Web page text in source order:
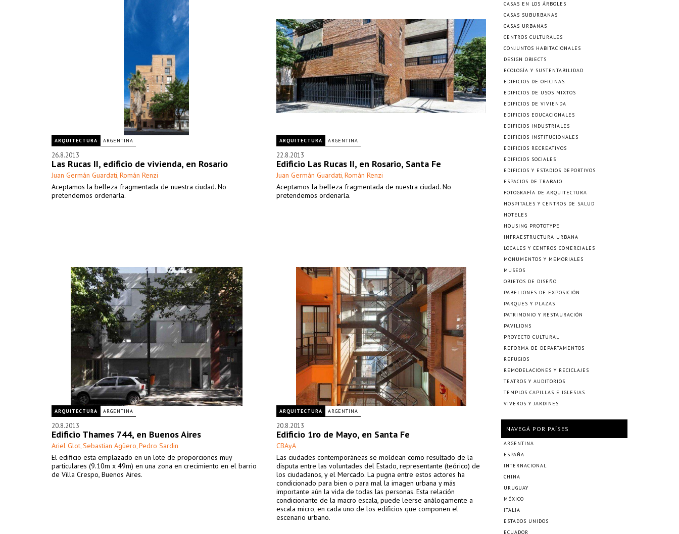
ARQUITECTURA ARGENTINA
26.8.2013
Las Rucas II, edificio de vivienda, en Rosario
Juan Germán Guardati, Román Renzi
Aceptamos la belleza fragmentada de nuestra ciudad. No
pretendemos ordenarla.
ARQUITECTURA ARGENTINA
22.8.2013
Edificio Las Rucas II, en Rosario, Santa Fe
Juan Germán Guardati, Román Renzi
Aceptamos la belleza fragmentada de nuestra ciudad. No
pretendemos ordenarla.
ARQUITECTURA ARGENTINA
20.8.2013
Edificio Thames 744, en Buenos Aires
Ariel Glot, Sebastian Agüero, Pedro Sardin
El edificio esta emplazado en un lote de proporciones muy
particulares (9.10m x 49m) en una zona en crecimiento en el barrio
de Villa Crespo, Buenos Aires.
ARQUITECTURA ARGENTINA
20.8.2013
Edificio 1ro de Mayo, en Santa Fe
CBAyA
Las ciudades contemporáneas se moldean como resultado de la
disputa entre las voluntades del Estado, representante (teórico) de
los ciudadanos, y el Mercado. La pugna entre estos actores ha
condicionado para bien o para mal la imagen urbana y más
importante aún la vida de todas las personas. Esta relación
condicionante de la macro escala, puede leerse análogamente a
escala micro, en cada uno de los edificios que componen el
escenario urbano.
CASAS EN LOS ÁRBOLES
CASAS SUBURBANAS
CASAS URBANAS
CENTROS CULTURALES
CONJUNTOS HABITACIONALES
DESIGN OBJECTS
ECOLOGÍA Y SUSTENTABILIDAD
EDIFICIOS DE OFICINAS
EDIFICIOS DE USOS MIXTOS
EDIFICIOS DE VIVIENDA
EDIFICIOS EDUCACIONALES
EDIFICIOS INDUSTRIALES
EDIFICIOS INSTITUCIONALES
EDIFICIOS RECREATIVOS
EDIFICIOS SOCIALES
EDIFICIOS Y ESTADIOS DEPORTIVOS
ESPACIOS DE TRABAJO
FOTOGRAFÍA DE ARQUITECTURA
HOSPITALES Y CENTROS DE SALUD
HOTELES
HOUSING PROTOTYPE
INFRAESTRUCTURA URBANA
LOCALES Y CENTROS COMERCIALES
MONUMENTOS Y MEMORIALES
MUSEOS
OBJETOS DE DISEÑO
PABELLONES DE EXPOSICIÓN
PARQUES Y PLAZAS
PATRIMONIO Y RESTAURACIÓN
PAVILIONS
PROYECTO CULTURAL
REFORMA DE DEPARTAMENTOS
REFUGIOS
REMODELACIONES Y RECICLAJES
TEATROS Y AUDITORIOS
TEMPLOS CAPILLAS E IGLESIAS
VIVEROS Y JARDINES
NAVEGÁ POR PAÍSES
ARGENTINA
ESPAÑA
INTERNACIONAL
CHINA
URUGUAY
MÉXICO
ITALIA
ESTADOS UNIDOS
ECUADOR